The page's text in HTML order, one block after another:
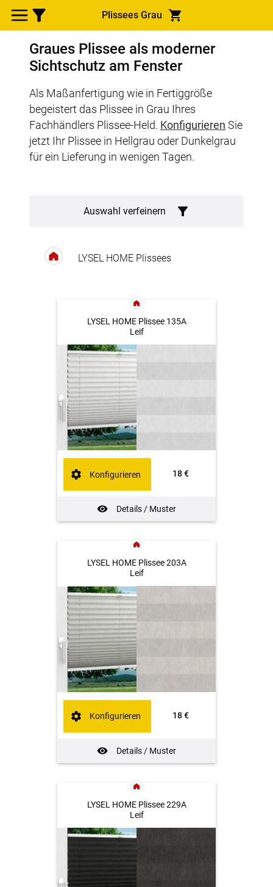
Plissees Grau
Graues Plissee als moderner
Sichtschutz am Fenster
Als Maßanfertigung wie in Fertiggröße
begeistert das Plissee in Grau Ihres
Fachhändlers Plissee-Held. Konfigurieren Sie
jetzt Ihr Plissee in Hellgrau oder Dunkelgrau
für ein Lieferung in wenigen Tagen.
Auswahl verfeinern
LYSEL HOME Plissees
LYSEL HOME Plissee 135A
Leif
18 €
Details / Muster
Konfigurieren
LYSEL HOME Plissee 203A
Leif
18 €
Details / Muster
Konfigurieren
LYSEL HOME Plissee 229A
Leif